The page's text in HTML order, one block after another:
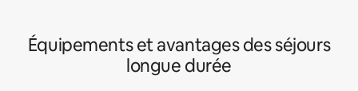
Équipements et avantages des séjours
longue durée